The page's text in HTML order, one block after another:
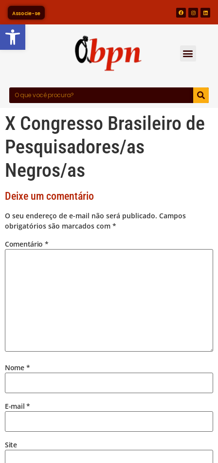
Barra de Ferramentas
Associe-se
X Congresso Brasileiro de
Pesquisadores/as
Negros/as
Deixe um comentário
O seu endereço de e-mail não será publicado. Campos
obrigatórios são marcados com *
Comentário *
Nome *
E-mail *
Site